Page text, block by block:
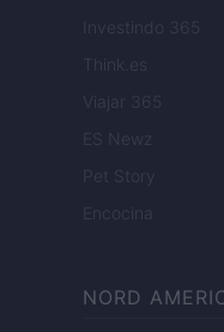
Investindo 365
Think.es
Viajar 365
ES Newz
Pet Story
Encocina
NORD